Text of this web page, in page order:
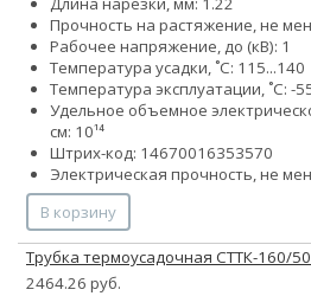
Прочность на растяжение, не
Рабочее напряжение, до (кВ): 1
Температура усадки, ˚С: 115...140
Температура эксплуатации, ˚С: -
Удельное объемное
см: 10¹⁴
Штрих-код: 14670016353570
Электрическая прочность, не
В корзину
Трубка термоусадочная СТТК-160/
2464.26 руб.